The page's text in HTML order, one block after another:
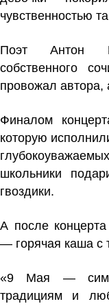
чувственностью
Поэт Антон
собственного
провожал автора,
Финалом
которую
школьники
гвоздики.
А после
— горячая каша с
«9 Мая —
традициям и